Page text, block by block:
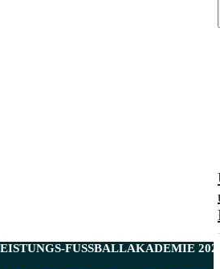
FUSSBALLAKADEMIE 2026